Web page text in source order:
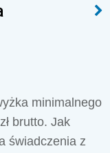
minimalnego
brutto. Jak
świadczenia z